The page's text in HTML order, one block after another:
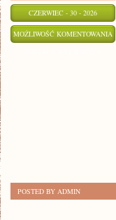
CZERWIEC - 30 - 2026
MOŻLIWOŚĆ KOMENTOWANIA
POSTED BY ADMIN